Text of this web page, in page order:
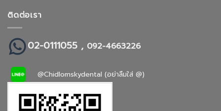
ติดต่อเรา
02-0111055 , 092-4663226
@Chidlomskydental (อย่าลืมใส่ @)